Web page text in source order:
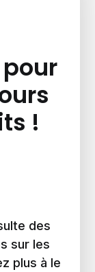
!
des
sur les
plus à le